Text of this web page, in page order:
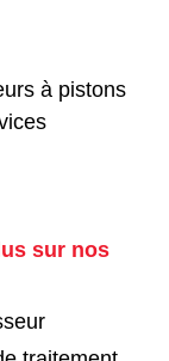
à pistons
sur nos